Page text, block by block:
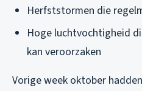
Herfststormen die
Hoge luchtvochtigheid
kan veroorzaken
Vorige week oktober